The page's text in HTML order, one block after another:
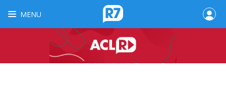
MENU